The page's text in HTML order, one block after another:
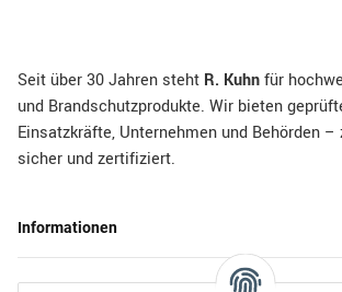
Seit über 30 Jahren steht R. Kuhnfür
und Brandschutzprodukte. Wir bieten
Einsatzkräfte, Unternehmen und Behörden –
sicher und zertifiziert.
Informationen